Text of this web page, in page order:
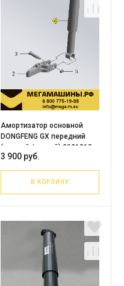
Амортизатор основной
DONGFENG GX передний
(правый / левый) 2921010-
H02V0
3 900 руб.
В КОРЗИНУ